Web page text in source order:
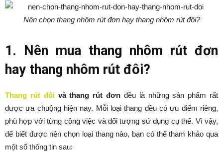
Nên chọn thang nhôm rút đơn hay thang nhôm rút đôi?
1. Nên mua thang nhôm rút đơn
hay thang nhôm rút đôi?
Thang rút đôivà thang rút đơn đều là những sản phẩm rất
được ưa chuộng hiện nay. Mỗi loại thang đều có ưu điểm riêng,
phù hợp với từng công việc và đối tượng sử dụng cụ thể. Vì vậy,
để biết được nên chọn loại thang nào, bạn có thể tham khảo qua
một số thông tin sau: